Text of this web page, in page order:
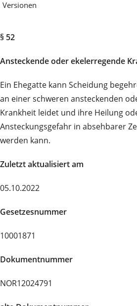
Versionen
§ 52
Ansteckende oder ekelerregende
Ein Ehegatte kann Scheidung
an einer schweren ansteckenden
Krankheit leidet und ihre Heilung
Ansteckungsgefahr in absehbarer
werden kann.
Zuletzt aktualisiert am
05.10.2022
Gesetzesnummer
10001871
Dokumentnummer
NOR12024791